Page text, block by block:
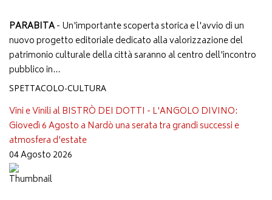
PARABITA- Un'importante scoperta storica e l'avvio di un
nuovo progetto editoriale dedicato alla valorizzazione del
patrimonio culturale della città saranno al centro dell'incontro
pubblico in...
SPETTACOLO-CULTURA
Vini e Vinili al BISTRÒ DEI DOTTI - L'ANGOLO DIVINO:
Giovedì 6 Agosto a Nardò una serata tra grandi successi e
atmosfera d'estate
04 Agosto 2026